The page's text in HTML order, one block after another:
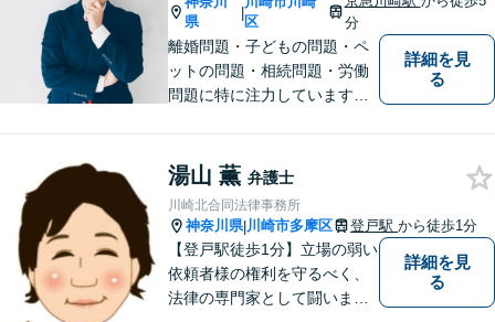
県
|
区
分
離婚問題・子どもの問題・ペ
ットの問題・相続問題・労働
問題に特に注力しています。
詳細を見
る
湯山 薫 弁護士
川崎北合同法律事務所
神奈川県|川崎市多摩区 登戸駅 から徒歩1分
【登戸駅徒歩1分】立場の弱い
依頼者様の権利を守るべく、
法律の専門家として闘いま
詳細を見
る